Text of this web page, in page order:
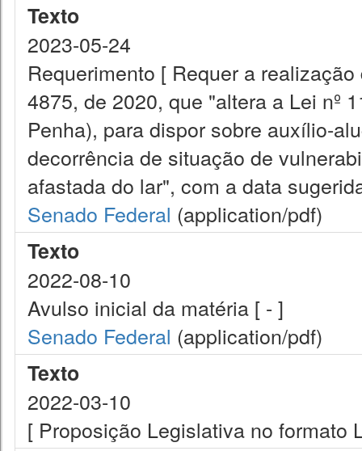
Texto
2023-05-24
Requerimento [ Requer a
4875, de 2020, que "altera a Lei nº
Penha), para dispor sobre auxílio-
decorrência de situação de
afastada do lar", com a data
Senado Federal (application/pdf)
Texto
2022-08-10
Avulso inicial da matéria [ - ]
Senado Federal (application/pdf)
Texto
2022-03-10
[ Proposição Legislativa no formato